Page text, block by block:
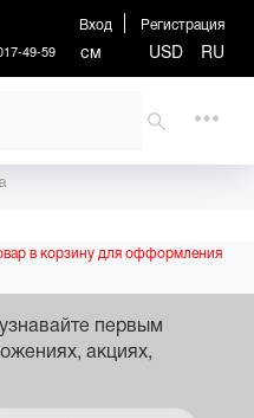
Вход Регистрация
49-59 см USD RU
в корзину для офформления
первым
акциях,